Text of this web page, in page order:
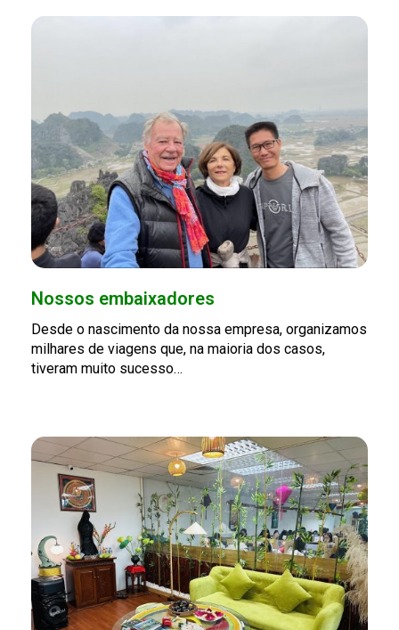
Nossos embaixadores
Desde o nascimento da nossa empresa, organizamos
milhares de viagens que, na maioria dos casos,
tiveram muito sucesso…